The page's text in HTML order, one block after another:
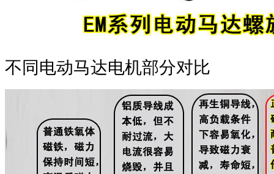
不同电动马达电机部分对比